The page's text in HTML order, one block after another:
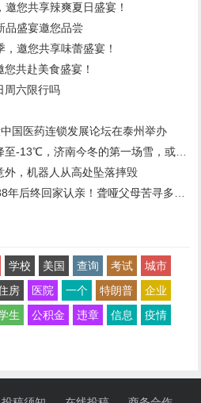
您共享辣爽夏日盛宴！
品盛宴邀您品尝
邀您共享味蕾盛宴！
共赴美食盛宴！
周六限行吗
国医药连锁发展论坛在泰州举办
济南今冬的第一场雪，或跟去年同一时间！
，机器人从高处坠落摔毁
亲！聋哑父母苦寻多年，母亲已抱憾离世丨红星寻人
学校 美国 查询 考试
城市
房 医院 一个 特朗普
企业
生 公积金 违章 信息
疫情